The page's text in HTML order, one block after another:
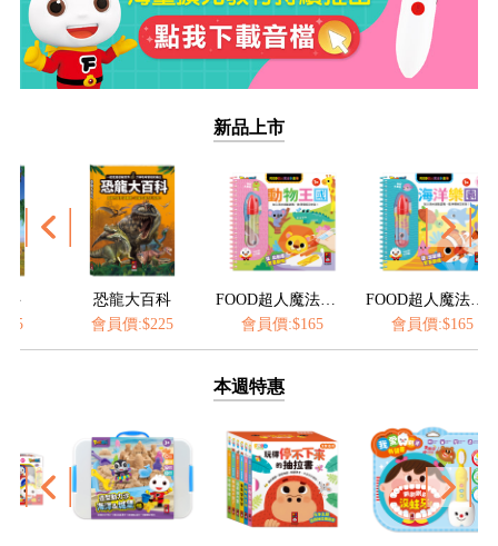
新品上市
百科
:$225
會員價:$165
會員價:$165
會員價
本週特惠